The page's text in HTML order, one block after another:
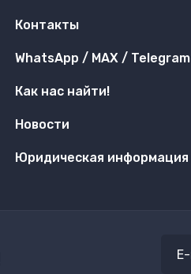
Контакты
WhatsApp / MAX / Telegram
Как нас найти!
Новости
Юридическая информация